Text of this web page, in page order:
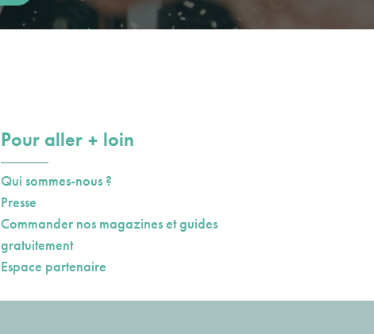
Pour aller plusloin
Qui sommes-nous ?
Presse
Commander nos magazines et guides
gratuitement
Espace partenaire